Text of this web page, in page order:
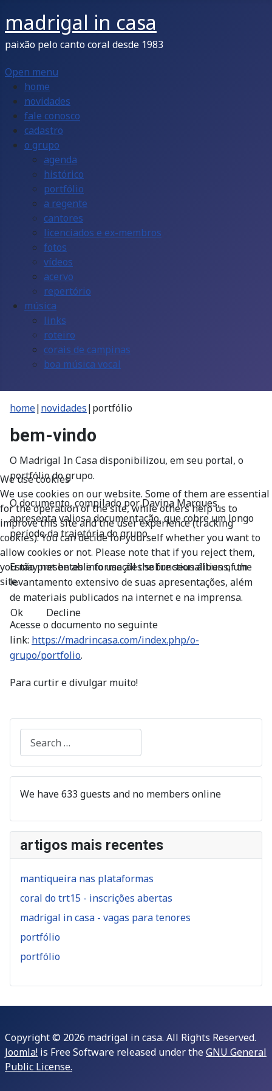
madrigal in casa
paixão pelo canto coral desde 1983
Open menu
home
novidades
fale conosco
cadastro
o grupo
agenda
histórico
portfólio
a regente
cantores
licenciados e ex-membros
fotos
vídeos
acervo
repertório
música
links
roteiro
corais de campinas
boa música vocal
home|novidades|portfólio
bem-vindo
O Madrigal In Casa disponibilizou, em seu portal, o
portfólio do grupo.
O documento, compilado por Davina Marques,
apresenta valiosa documentação, que cobre um longo
período da trajetória do grupo.
Estão presentes informações sobre seus álbuns, um
levantamento extensivo de suas apresentações, além
de materiais publicados na internet e na imprensa.
Acesse o documento no seguinte
link: https://madrincasa.com/index.php/o-
grupo/portfolio.
Para curtir e divulgar muito!
We have 633 guests and no members online
artigos mais recentes
mantiqueira nas plataformas
coral do trt15 - inscrições abertas
madrigal in casa - vagas para tenores
portfólio
portfólio
Copyright © 2026 madrigal in casa. All Rights Reserved.
Joomla! is Free Software released under theGNU General
Public License.
We use cookies
We use cookies on our website. Some of them are essential
for the operation of the site, while others help us to
improve this site and the user experience (tracking
cookies). You can decide for yourself whether you want to
allow cookies or not. Please note that if you reject them,
you may not be able to use all the functionalities of the
site.
Ok Decline